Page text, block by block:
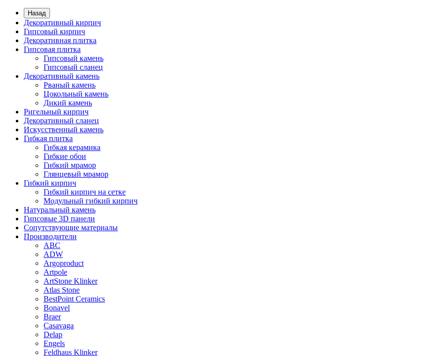
Назад
Декоративный кирпич
Гипсовый кирпич
Декоративная плитка
Гипсовая плитка
Гипсовый камень
Гипсовый сланец
Декоративный камень
Рваный камень
Цокольный камень
Дикий камень
Ригельный кирпич
Декоративный сланец
Искусственный камень
Гибкая плитка
Гибкая керамика
Гибкие обои
Гибкий мрамор
Глянцевый мрамор
Гибкий кирпич
Гибкий кирпич на сетке
Модульный гибкий кирпич
Натуральный камень
Гипсовые 3D панели
Сопутствующие материалы
Производители
ABC
ADW
Argoproduct
Artpole
ArtStone Klinker
Atlas Stone
BestPoint Ceramics
Bonavel
Braer
Casavaga
Delap
Engels
Feldhaus Klinker